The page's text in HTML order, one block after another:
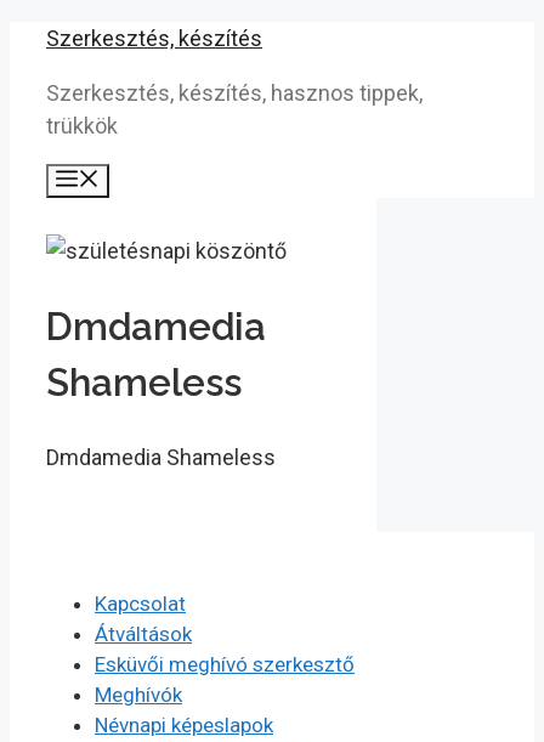
Kilépés
tartalomba
Szerkesztés, készítés
Szerkesztés, készítés, hasznos tippek,
trükkök
Dmdamedia
Shameless
Dmdamedia Shameless
Kapcsolat
Átváltások
Esküvői meghívó szerkesztő
Meghívók
Névnapi képeslapok